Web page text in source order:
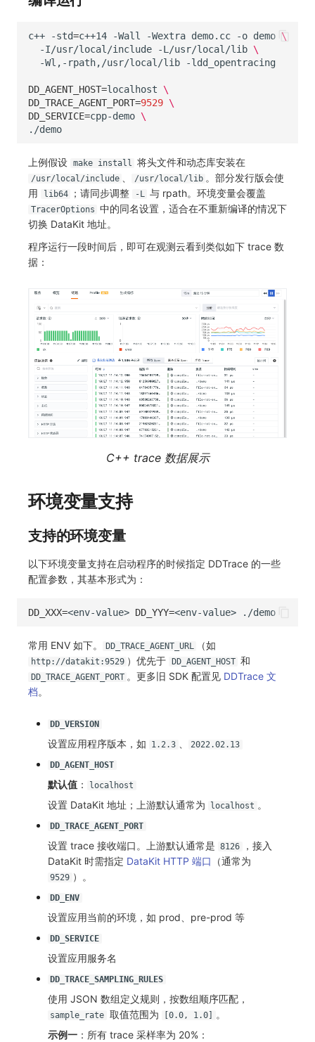
c++ -std=c++14 -Wall -Wextra demo.cc -o demo \
-I/usr/local/include
-L/usr/local/lib \
-Wl,-rpath,/usr/local/lib
DD_AGENT_HOST=localhost
\
DD_TRACE_AGENT_PORT=9529 \
DD_SERVICE=cpp-demo \
上例假设 make install 将头文件和动态库安装在
/usr/local/include /usr/local/lib 。部分发行版会使
用
lib64 ；请同步调整 -L 与 rpath。环境变量会覆盖
TracerOptions 中的同名设置，适合在不重新编译的情况下
切换 DataKit 地址。
程序运行一段时间后，即可在观测云看到类似如下 trace 数
据：
C++ trace 数据展示
环境变量支持
支持的环境变量
以下环境变量支持在启动程序的时候指定 DDTrace 的一些
配置参数，其基本形式为：
DD_XXX=<env-value> DD_YYY=<env-value>
常用 ENV 如下。 DD_TRACE_AGENT_URL （如
http://datakit:9529 ）优先于 DD_AGENT_HOST 和
DD_TRACE_AGENT_PORT 。更多旧 SDK 配置见 DDTrace 文
档。
DD_VERSION
设置应用程序版本，如 1.2.3 2022.02.13
DD_AGENT_HOST
默认值： localhost
设置 DataKit 地址；上游默认通常为 localhost 。
DD_TRACE_AGENT_PORT
设置 trace 接收端口。上游默认通常是 8126
，接入
DataKit 时需指定 DataKit HTTP 端口 （通常为
9529 ）。
DD_ENV
设置应用当前的环境，如 prod、pre-prod 等
DD_SERVICE
设置应用服务名
DD_TRACE_SAMPLING_RULES
使用 JSON 数组定义规则，按数组顺序匹配，
sample_rate 取值范围为 [0.0, 1.0]
。
示例一：所有 trace 采样率为 20%：